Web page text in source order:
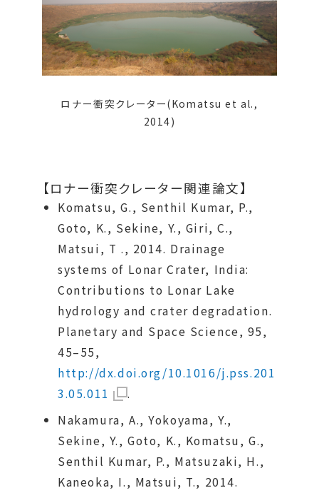
ロナー衝突クレーター(Komatsu et al.,
2014)
【ロナー衝突クレーター関連論文】
Komatsu, G., Senthil Kumar, P.,
Goto, K., Sekine, Y., Giri, C.,
Matsui, T ., 2014. Drainage
systems of Lonar Crater, India:
Contributions to Lonar Lake
hydrology and crater degradation.
Planetary and Space Science, 95,
45–55,
http://dx.doi.org/10.1016/j.pss.201
3.05.011
.
Nakamura, A., Yokoyama, Y.,
Sekine, Y., Goto, K., Komatsu, G.,
Senthil Kumar, P., Matsuzaki, H.,
Kaneoka, I., Matsui, T., 2014.